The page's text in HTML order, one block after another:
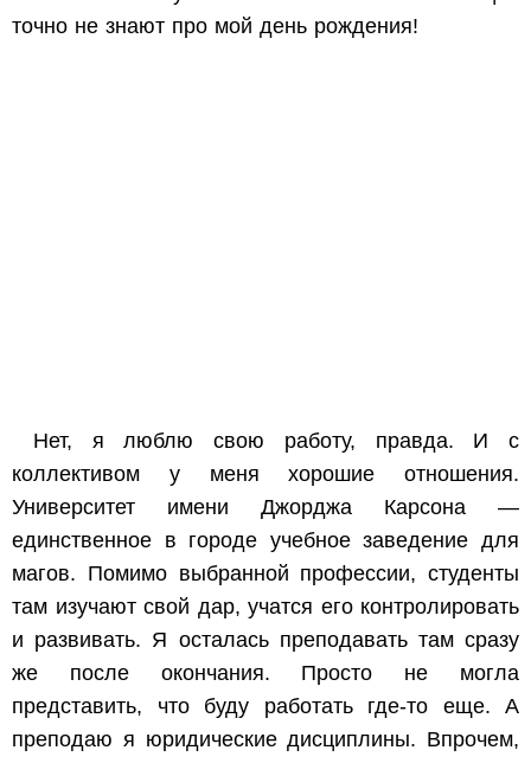
точно не знают про мой день рождения!
Нет, я люблю свою работу, правда. И с
коллективом у меня хорошие отношения.
Университет имени Джорджа Карсона —
единственное в городе учебное заведение для
магов. Помимо выбранной профессии, студенты
там изучают свой дар, учатся его контролировать
и развивать. Я осталась преподавать там сразу
же после окончания. Просто не могла
представить, что буду работать где-то еще. А
преподаю я юридические дисциплины. Впрочем,